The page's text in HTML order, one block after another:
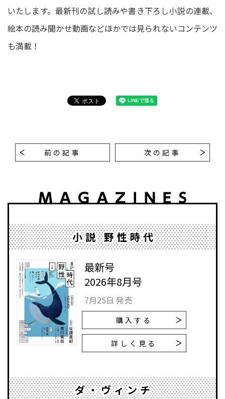
いたします。最新刊の試し読みや書き下ろし小説の連載、
絵本の読み聞かせ動画などほかでは見られないコンテンツ
も満載！
前の記事 次の記事
小説 野性時代
最新号
2026年8月号
7月25日 発売
購入する
詳しく見る
ダ・ヴィンチ